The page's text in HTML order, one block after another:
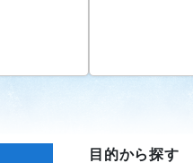
目的から探す